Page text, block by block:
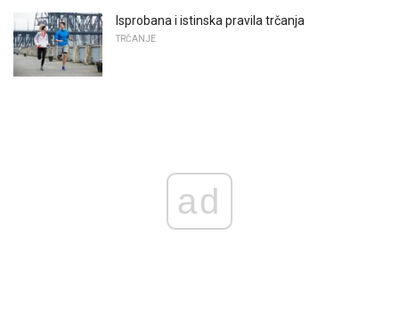
Isprobana i istinska pravila trčanja
TRČANJE
ad